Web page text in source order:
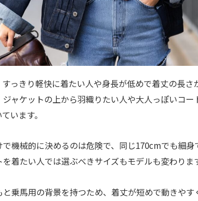
っきり軽快に着たい人や身長が低めで着丈の長
ャケットの上から羽織りたい人や大人っぽいコ
います。
機械的に決めるのは危険で、同じ170cmでも細
着たい人では選ぶべきサイズもモデルも変わりま
と乗馬用の背景を持つため、着丈が短めで動きや